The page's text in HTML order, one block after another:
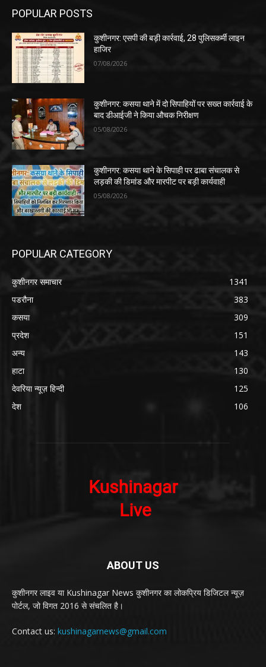
POPULAR POSTS
कुशीनगर: एसपी की बड़ी कार्रवाई, 28 पुलिसकर्मी लाइन
हाजिर
07/08/2026
कुशीनगर: कसया थाने में दो सिपाहियों पर सख्त कार्रवाई के
बाद डीआईजी ने किया औचक निरीक्षण
05/08/2026
कुशीनगर: कसया थाने के सिपाही पर ढाबा संचालक से
लड़की की डिमांड और मारपीट पर बड़ी कार्यवाही
05/08/2026
POPULAR CATEGORY
कुशीनगर समाचार
1341
पडरौना
383
कसया
309
प्रदेश
151
अन्य
143
हाटा
130
देवरिया न्यूज़ हिन्दी
125
देश
106
ABOUT US
कुशीनगर लाइव या Kushinagar News कुशीनगर का लोकप्रिय डिजिटल न्यूज़
पोर्टल, जो विगत 2016 से संचलित है।
Contact us: kushinagarnews@gmail.com